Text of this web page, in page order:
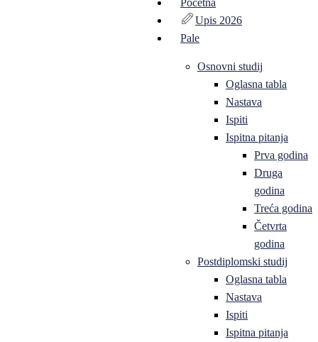
Početna
Upis 2026
Pale
Osnovni studij
Oglasna tabla
Nastava
Ispiti
Ispitna pitanja
Prva godina
Druga
godina
Treća godina
Četvrta
godina
Postdiplomski studij
Oglasna tabla
Nastava
Ispiti
Ispitna pitanja